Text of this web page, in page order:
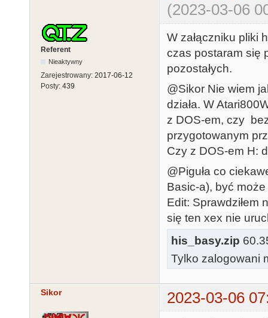
(2023-03-06
Referent
Nieaktywny
Zarejestrowany: 2017-06-12
Posty: 439
W załączniku pliki
czas postaram się
pozostałych.
@Sikor Nie wiem
działa. W
z DOS-em, czy
przygotowanym
Czy z DOS-em H:
@Piguła co
Basic-a), być
Edit: Sprawdziłem
się ten xex nie
his_basy.zip
Tylko zalogowani
Sikor 2023-03-06